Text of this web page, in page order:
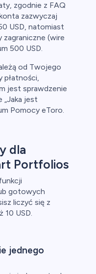
zgodnie z FAQ
zazwyczaj
USD, natomiast
zagraniczne (wire
500 USD.
od Twojego
płatności,
jest sprawdzenie
jest
Pomocy eToro.
dla
Portfolios
gotowych
liczyć się z
10 USD.
jednego